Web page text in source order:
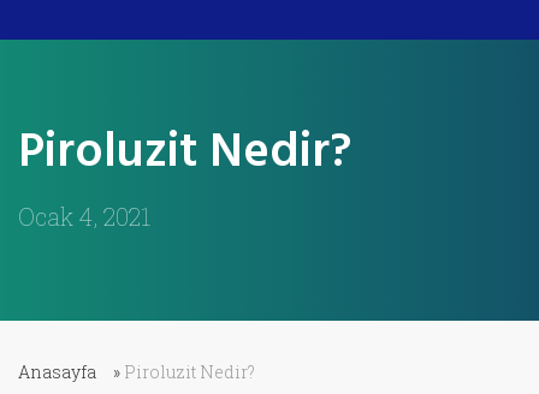
Piroluzit Nedir?
Ocak 4, 2021
Anasayfa » Piroluzit Nedir?